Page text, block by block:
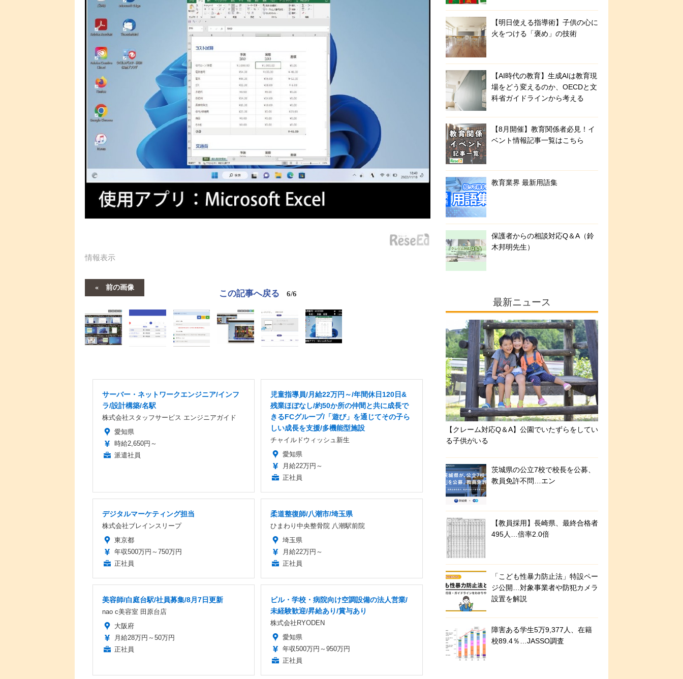
情報表示
前の画像
この記事へ戻る 6/6
サーバー・ネットワークエンジニア/インフ
ラ/設計構築/名駅
株式会社スタッフサービス エンジニアガイド
愛知県
時給2,650円～
派遣社員
児童指導員/月給22万円～/年間休日120日&
残業ほぼなし/約50か所の仲間と共に成長で
きるFCグループ/「遊び」を通じてその子ら
しい成長を支援/多機能型施設
チャイルドウィッシュ新生
愛知県
月給22万円～
正社員
デジタルマーケティング担当
株式会社ブレインスリープ
東京都
年収500万円～750万円
正社員
柔道整復師/八潮市/埼玉県
ひまわり中央整骨院 八潮駅前院
埼玉県
月給22万円～
正社員
美容師/白庭台駅/社員募集/8月7日更新
nao c美容室 田原台店
大阪府
月給28万円～50万円
正社員
ビル・学校・病院向け空調設備の法人営業/
未経験歓迎/昇給あり/賞与あり
株式会社RYODEN
愛知県
年収500万円～950万円
正社員
【明日使える指導術】子供の心に
火をつける「褒め」の技術
【AI時代の教育】生成AIは教育現
場をどう変えるのか、OECDと文
科省ガイドラインから考える
【8月開催】教育関係者必見！イ
ベント情報記事一覧はこちら
教育業界 最新用語集
保護者からの相談対応Q＆A（鈴
木邦明先生）
最新ニュース
【クレーム対応Q＆A】公園でいたずらをしてい
る子供がいる
茨城県の公立7校で校長を公募、
教員免許不問…エン
【教員採用】長崎県、最終合格者
495人…倍率2.0倍
「こども性暴力防止法」特設ペー
ジ公開…対象事業者や防犯カメラ
設置を解説
障害ある学生5万9,377人、在籍
校89.4％…JASSO調査